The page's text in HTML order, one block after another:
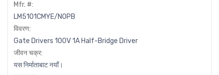
Mfr. #:
LM5101CMYE/NOPB
विवरण:
Gate Drivers 100V 1A Half-Bridge Driver
जीवन चक्र:
यस निर्माताबाट नयाँ।